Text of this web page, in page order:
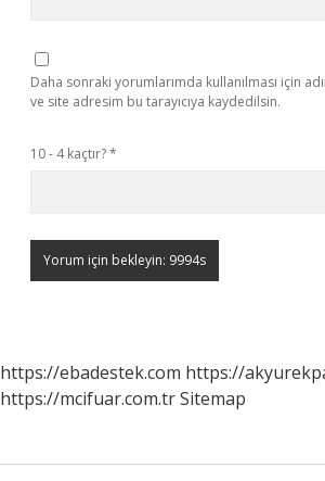
Daha sonraki yorumlarımda kullanılması için
ve site adresim bu tarayıcıya kaydedilsin.
10 - 4 kaçtır?*
https://ebadestek.com https://
https://mcifuar.com.trSitemap